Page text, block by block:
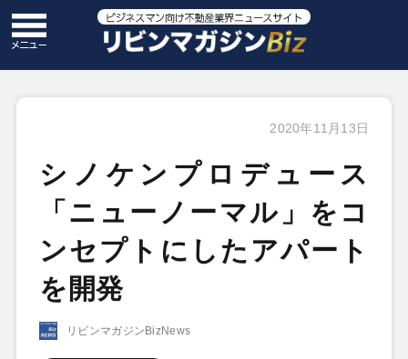
2020年11月13日
シノケンプロデュース
「ニューノーマル」をコ
ンセプトにしたアパート
を開発
リビンマガジンBizNews